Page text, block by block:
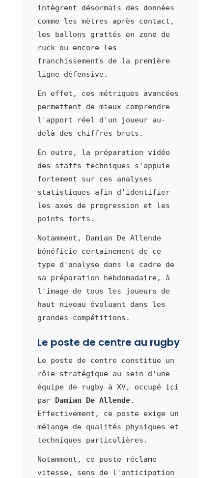
intègrent désormais des données
comme les mètres après contact,
les ballons grattés en zone de
ruck ou encore les
franchissements de la première
ligne défensive.
En effet, ces métriques avancées
permettent de mieux comprendre
l'apport réel d'un joueur au-
delà des chiffres bruts.
En outre, la préparation vidéo
des staffs techniques s'appuie
fortement sur ces analyses
statistiques afin d'identifier
les axes de progression et les
points forts.
Notamment, Damian De Allende
bénéficie certainement de ce
type d'analyse dans le cadre de
sa préparation hebdomadaire, à
l'image de tous les joueurs de
haut niveau évoluant dans les
grandes compétitions.
Le poste de centre au rugby
Le poste de centre constitue un
rôle stratégique au sein d'une
équipe de rugby à XV, occupé ici
par Damian De Allende.
Effectivement, ce poste exige un
mélange de qualités physiques et
techniques particulières.
Notamment, ce poste réclame
vitesse, sens de l'anticipation